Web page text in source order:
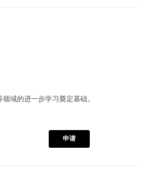
域的进一步学习奠定基础。
申请